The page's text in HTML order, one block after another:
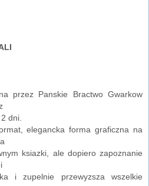
przez Panskie Bractwo Gwarkow
dni.
elegancka forma graficzna na
ksiazki, ale dopiero zapoznanie
i zupelnie przewyzsza wszelkie